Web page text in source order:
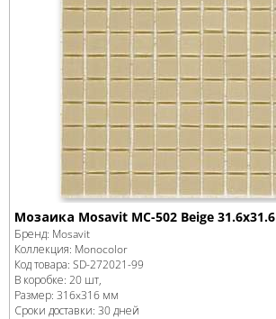
Мозаика Mosavit MC-502 Beige 31.6x31.6
Бренд: Mosavit
Коллекция: Monocolor
Код товара: SD-272021-99
В коробке: 20 шт,
Размер: 316x316 мм
Сроки доставки: 30 дней